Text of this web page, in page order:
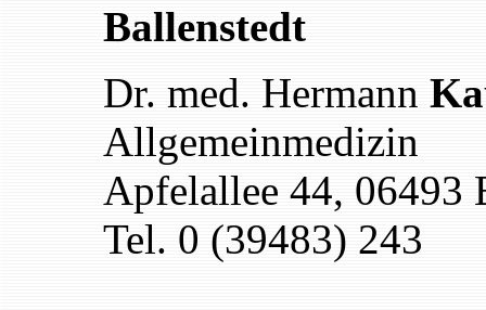
Ballenstedt
Dr. med. Hermann
Allgemeinmedizin
Apfelallee 44, 06493
Tel. 0 (39483) 243